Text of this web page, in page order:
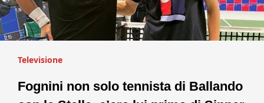
Televisione
Fognini non solo tennista di Ballando